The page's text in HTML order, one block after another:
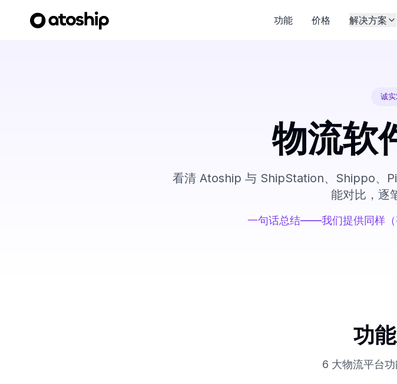
功能 价格 解决方案
诚
物流软
看清 Atoship 与 ShipStation、Shippo、
能对比，逐
一句话总结——我们提供同样（
功
6 大物流平台